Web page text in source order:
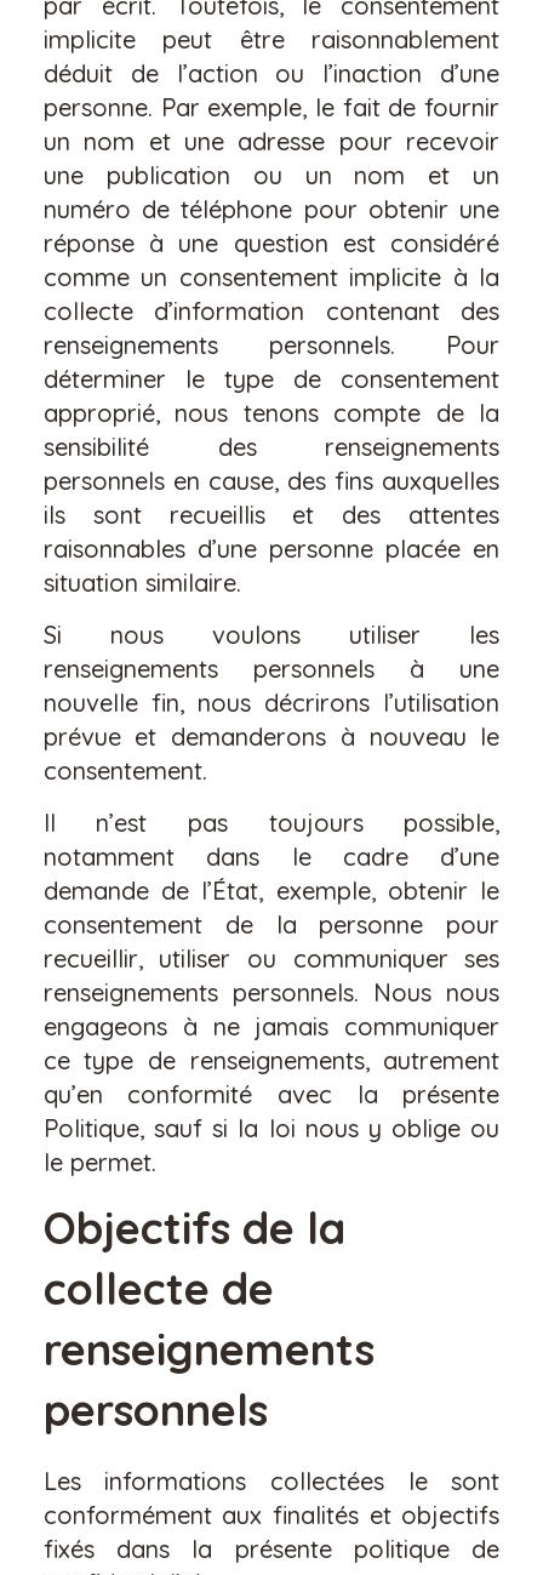
implicite peut être raisonnablement
déduit de l’action ou l’inaction d’une
personne. Par exemple, le fait de fournir
un nom et une adresse pour recevoir
une publication ou un nom et un
numéro de téléphone pour obtenir une
réponse à une question est considéré
comme un consentement implicite à la
collecte d’information contenant des
renseignements personnels. Pour
déterminer le type de consentement
approprié, nous tenons compte de la
sensibilité des renseignements
personnels en cause, des fins auxquelles
ils sont recueillis et des attentes
raisonnables d’une personne placée en
situation similaire.
Si nous voulons utiliser les
renseignements personnels à une
nouvelle fin, nous décrirons l’utilisation
prévue et demanderons à nouveau le
consentement.
Il n’est pas toujours possible,
notamment dans le cadre d’une
demande de l’État, exemple, obtenir le
consentement de la personne pour
recueillir, utiliser ou communiquer ses
renseignements personnels. Nous nous
engageons à ne jamais communiquer
ce type de renseignements, autrement
qu’en conformité avec la présente
Politique, sauf si la loi nous y oblige ou
le permet.
Objectifs de la
collecte de
renseignements
personnels
Les informations collectées le sont
conformément aux finalités et objectifs
fixés dans la présente politique de